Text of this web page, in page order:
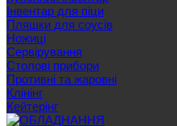
Інвентар для піци
Пляшки для соусів
Ножиці
Сервірування
Cтолові прибори
Противні та жаровні
Клінінг
Кейтерінг